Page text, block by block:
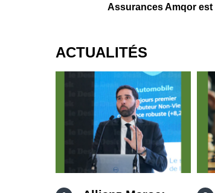
Assurances Amqor est
ACTUALITÉS